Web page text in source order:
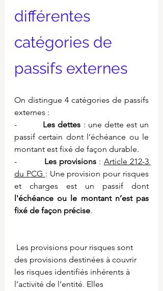
différentes
catégories de
passifs externes
On distingue 4 catégories de passifs
externes :
- Les dettes : une dette est un
passif certain dont l’échéance ou le
montant est fixé de façon durable.
- Les provisions : Article 212-3
du PCG : Une provision pour risques
l'échéance ou le montant n’est pas
fixé de façon précise.
Les provisions pour risques sont
des provisions destinées à couvrir
les risques identifiés inhérents à
l’activité de l’entité. Elles